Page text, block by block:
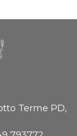
Terme PD,